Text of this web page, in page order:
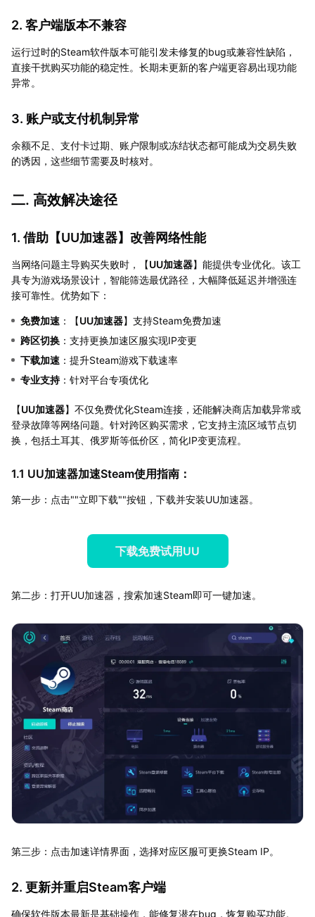
2. 客户端版本不兼容
运行过时的Steam软件版本可能引发未修复的bug或兼容性缺陷，
直接干扰购买功能的稳定性。长期未更新的客户端更容易出现功能
异常。
3. 账户或支付机制异常
余额不足、支付卡过期、账户限制或冻结状态都可能成为交易失败
的诱因，这些细节需要及时核对。
二. 高效解决途径
1. 借助【UU加速器】改善网络性能
当网络问题主导购买失败时，【UU加速器】能提供专业优化。该工
具专为游戏场景设计，智能筛选最优路径，大幅降低延迟并增强连
接可靠性。优势如下：
免费加速 ：【UU加速器】支持Steam免费加速
跨区切换 ：支持更换加速区服实现IP变更
下载加速 ：提升Steam游戏下载速率
专业支持：针对平台专项优化
【UU加速器】不仅免费优化Steam连接，还能解决商店加载异常或
登录故障等网络问题。针对跨区购买需求，它支持主流区域节点切
换，包括土耳其、俄罗斯等低价区，简化IP变更流程。
1.1 UU加速器加速Steam使用指南：
第一步：点击""立即下载""按钮，下载并安装UU加速器。
下载免费试用UU
第二步：打开UU加速器，搜索加速Steam即可一键加速。
第三步：点击加速详情界面，选择对应区服可更换Steam IP。
2. 更新并重启Steam客户端
确保软件版本最新是基础操作，能修复潜在bug，恢复购买功能。